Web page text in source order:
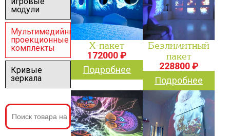
модули
Мультимедийные
проекционные
комплекты
Кривые
зеркала
Х-пакет
172000 ₽
Подробнее
Безлимитный
пакет
228800 ₽
Подробнее